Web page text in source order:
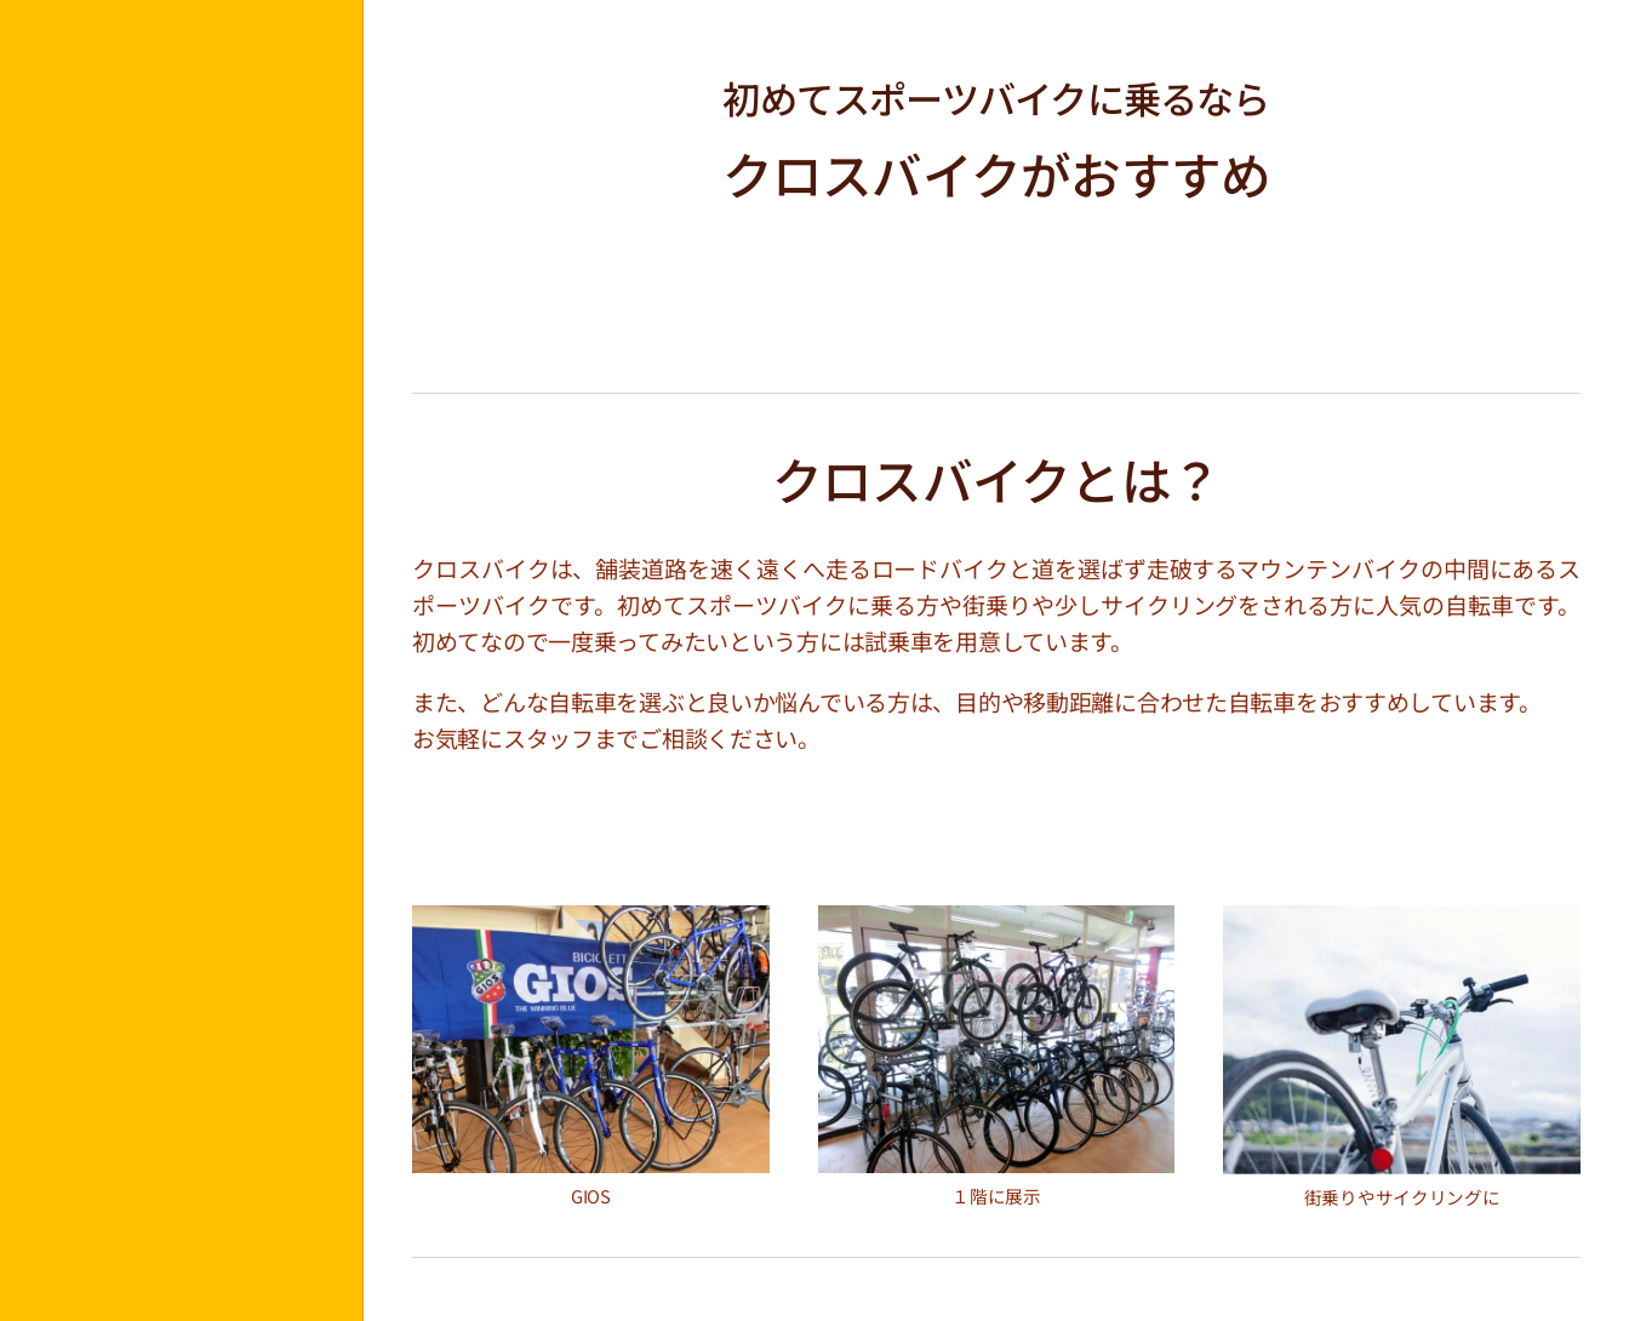
初めてスポーツバイクに乗るなら
クロスバイクがおすすめ
クロスバイクとは？
クロスバイクは、舗装道路を速く遠くへ走るロードバイクと道を選ばず走破するマウンテンバイクの中間にあるス
ポーツバイクです。初めてスポーツバイクに乗る方や街乗りや少しサイクリングをされる方に人気の自転車です。
初めてなので一度乗ってみたいという方には試乗車を用意しています。
また、どんな自転車を選ぶと良いか悩んでいる方は、目的や移動距離に合わせた自転車をおすすめしています。
お気軽にスタッフまでご相談ください。
GIOS １階に展示 街乗りやサイクリングに